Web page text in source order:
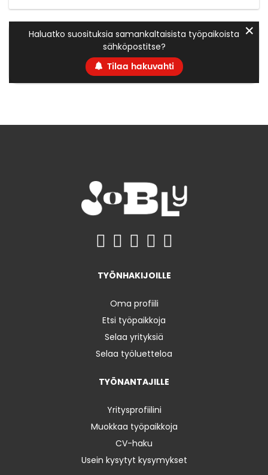
Haluatko suosituksia samankaltaisista työpaikoista
sähköpostitse?
Tilaa hakuvahti
✕
TYÖNHAKIJOILLE
Oma profiili
Etsi työpaikkoja
Selaa yrityksiä
Selaa työluetteloa
TYÖNANTAJILLE
Yritysprofiilini
Muokkaa työpaikkoja
CV-haku
Usein kysytyt kysymykset